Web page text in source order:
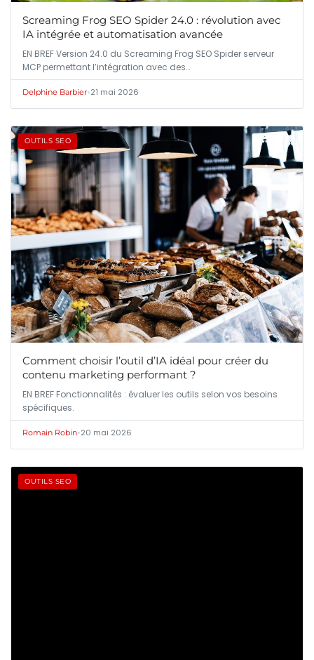
Screaming Frog SEO Spider 24.0 : révolution avec
IA intégrée et automatisation avancée
EN BREF Version 24.0 du Screaming Frog SEO Spider serveur
MCP permettant l’intégration avec des…
Delphine Barbier•21 mai 2026
OUTILS SEO
Comment choisir l’outil d’IA idéal pour créer du
contenu marketing performant ?
EN BREF Fonctionnalités : évaluer les outils selon vos besoins
spécifiques.
Romain Robin•20 mai 2026
OUTILS SEO